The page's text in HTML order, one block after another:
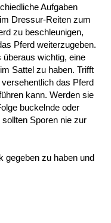
Aufgaben
Dressur-Reiten zum
zu beschleunigen,
Pferd weiterzugeben.
überaus wichtig, eine
Sattel zu haben. Trifft
das Pferd
kann. Werden sie
buckelnde oder
Sporen nie zur
gegeben zu haben und